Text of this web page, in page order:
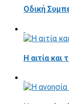
Οδική
Η αιτία